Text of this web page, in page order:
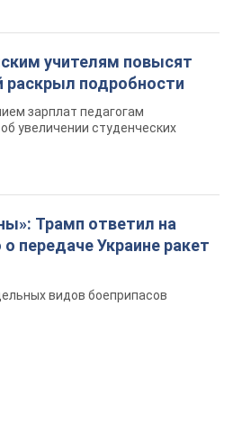
учителям повысят
раскрыл подробности
зарплат педагогам
увеличении студенческих
Трамп ответил на
передаче Украине ракет
видов боеприпасов